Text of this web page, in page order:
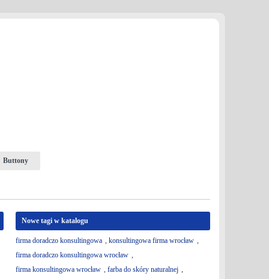
Buttony
Nowe tagi w katalogu
firma doradczo konsultingowa , konsultingowa firma wrocław ,
firma doradczo konsultingowa wrocław ,
firma konsultingowa wrocław , farba do skóry naturalnej ,